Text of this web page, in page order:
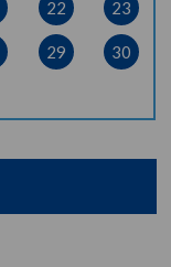
22 23
29
30